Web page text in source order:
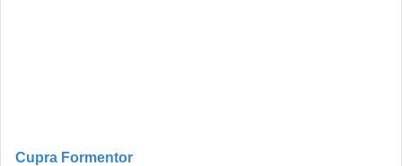
Cupra Formentor